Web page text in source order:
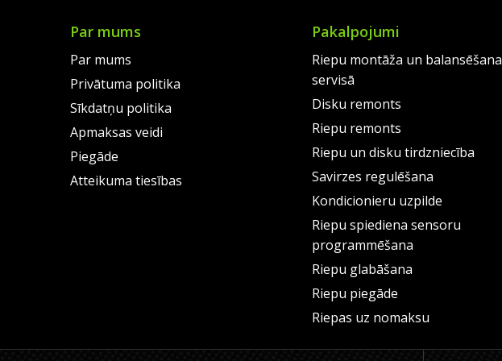
Par mums
Par mums
Privātuma politika
Sīkdatņu politika
Apmaksas veidi
Piegāde
Atteikuma tiesības
Pakalpojumi
Riepu montāža un balansēšana
servisā
Disku remonts
Riepu remonts
Riepu un disku tirdzniecība
Savirzes regulēšana
Kondicionieru uzpilde
Riepu spiediena sensoru
programmēšana
Riepu glabāšana
Riepu piegāde
Riepas uz nomaksu